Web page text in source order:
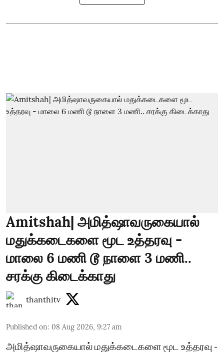
Amitshah| அமித்ஷாவருகையால்
மதுக்கடைகளை மூட உத்தரவு -
மாலை 6 மணி டூ நாளை 3 மணி..
சரக்கு கிடைக்காது
thanthitv
Published on: 08 Aug 2026, 9:27 am
அமித்ஷாவருகையால் மதுக்கடைகளை மூட உத்தரவு -